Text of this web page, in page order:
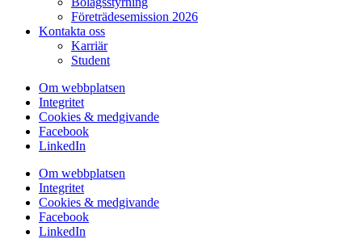
Företrädesemission 2026
Kontakta oss
Karriär
Student
Om webbplatsen
Integritet
Cookies & medgivande
Facebook
LinkedIn
Om webbplatsen
Integritet
Cookies & medgivande
Facebook
LinkedIn